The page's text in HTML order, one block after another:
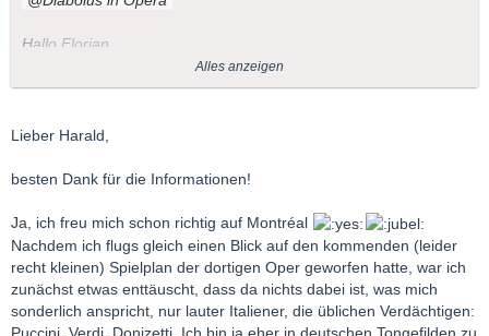
Hallo Florian,
ich beneide Dich um die Gelegenheit, nach Montreal zu
Ehepaar Pierette Alarie und Leopold Simoneau von 1953 war
historisch im (Mono-)Klang und trotz starker Kürzungen.
Erst als EMI die Gedda-Aufnahme herausbrachte, geriet diese
Einspielung etwas in Vergessenheit und war lange Zeit am
Plattenmarkt überhaupt nicht zu kriegen. Umso besser, dass
Universal sie jetzt wieder zugänglich gemacht hat - und noch
Alles anzeigen
Lieber Harald,
besten Dank für die Informationen!
Ja, ich freu mich schon richtig auf Montréal
Nachdem ich flugs gleich einen Blick auf den kommenden (leider
recht kleinen) Spielplan der dortigen Oper geworfen hatte, war ich
zunächst etwas enttäuscht, dass da nichts dabei ist, was mich
sonderlich anspricht, nur lauter Italiener, die üblichen Verdächtigen: